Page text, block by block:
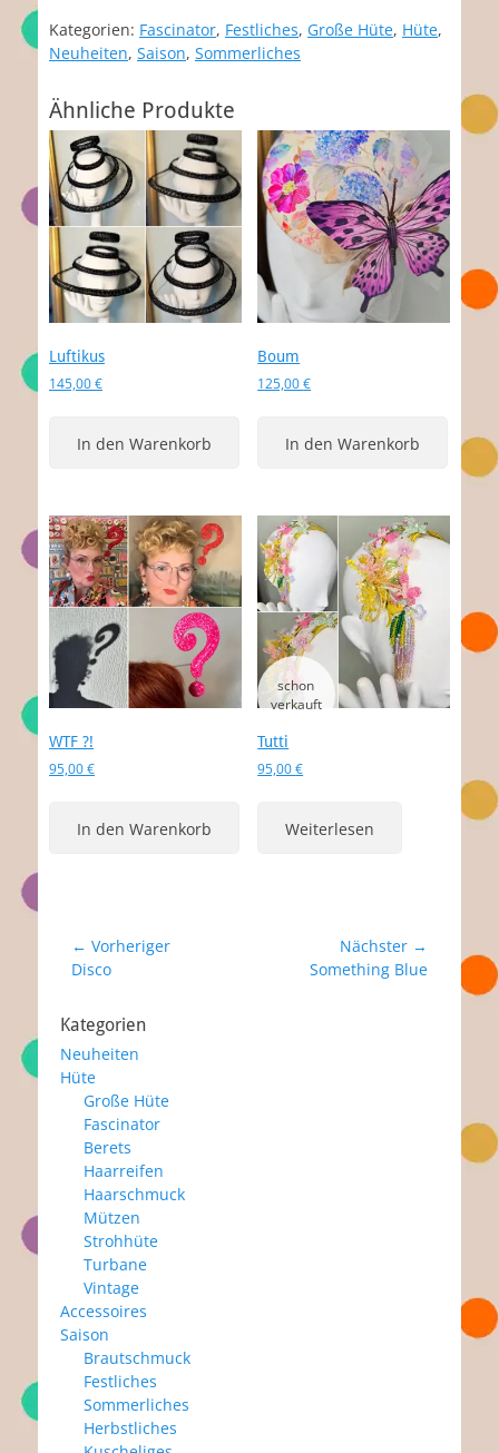
Kategorien: Fascinator, Festliches, Große Hüte, Hüte,
Neuheiten, Saison, Sommerliches
Ähnliche Produkte
Luftikus
145,00€
In den Warenkorb
Boum
125,00€
In den Warenkorb
WTF ?!
95,00€
In den Warenkorb
Tutti
95,00€
Weiterlesen
Beitragsnavigation
← Vorheriger
Vorheriger
Disco
Nächster →
NächsterSomething Blue
Kategorien
Neuheiten
Hüte
Große Hüte
Fascinator
Berets
Haarreifen
Haarschmuck
Mützen
Strohhüte
Turbane
Vintage
Accessoires
Saison
Brautschmuck
Festliches
Sommerliches
Herbstliches